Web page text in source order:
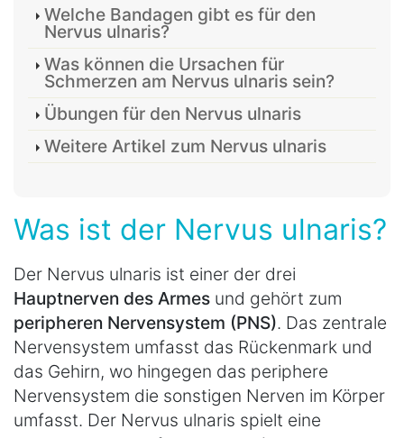
Welche Bandagen gibt es für den
Nervus ulnaris?
Was können die Ursachen für
Schmerzen am Nervus ulnaris sein?
Übungen für den Nervus ulnaris
Weitere Artikel zum Nervus ulnaris
Was ist der Nervus ulnaris?
Der Nervus ulnaris ist einer der drei
Hauptnerven des Armes und gehört zum
peripheren Nervensystem (PNS). Das zentrale
Nervensystem umfasst das Rückenmark und
das Gehirn, wo hingegen das periphere
Nervensystem die sonstigen Nerven im Körper
umfasst. Der Nervus ulnaris spielt eine